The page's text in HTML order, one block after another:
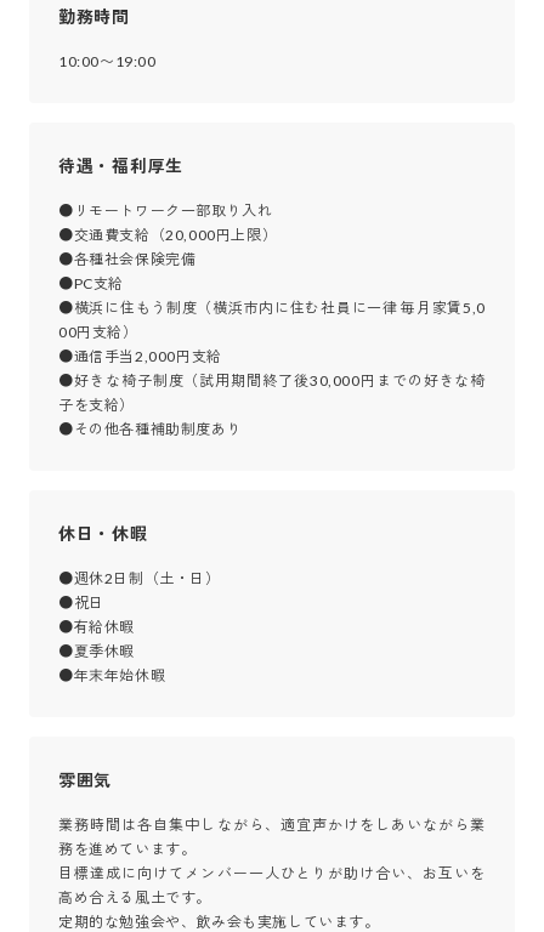
勤務時間
10:00〜19:00
待遇・福利厚生
●リモートワーク一部取り入れ
●交通費支給（20,000円上限）
●各種社会保険完備
●PC支給
●横浜に住もう制度（横浜市内に住む社員に一律 毎月家賃5,0
00円支給）
●通信手当2,000円支給
●好きな椅子制度（試用期間終了後30,000円までの好きな椅
子を支給）
●その他各種補助制度あり
休日・休暇
●週休2日制（土・日）
●祝日
●有給休暇
●夏季休暇
●年末年始休暇
雰囲気
業務時間は各自集中しながら、適宜声かけをしあいながら業
務を進めています。
目標達成に向けてメンバー一人ひとりが助け合い、お互いを
高め合える風土です。
定期的な勉強会や、飲み会も実施しています。